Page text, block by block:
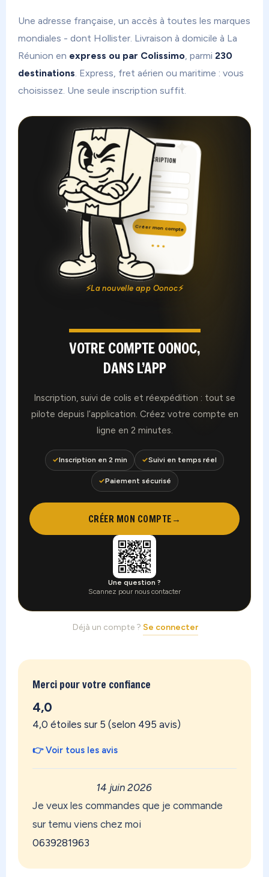
Une adresse française, un accès à toutes les marques
mondiales - dont Hollister. Livraison à domicile à La
Réunion en express ou par Colissimo, parmi 230
destinations. Express, fret aérien ou maritime : vous
choisissez. Une seule inscription suffit.
⚡La nouvelle app Oonoc⚡
VOTRE COMPTE OONOC,
DANS L’APP
Inscription, suivi de colis et réexpédition : tout se
pilote depuis l’application. Créez votre compte en
ligne en 2 minutes.
✓Inscription en 2 min ✓Suivi en temps réel
✓Paiement sécurisé
CRÉER MON COMPTE →
Une question ?
Scannez pour nous contacter
INSCRIPTION
Créer mon compte
Déjà un compte ? Se connecter
Merci pour votre confiance
4,0
4,0 étoiles sur 5 (selon 495 avis)
👉 Voir tous les avis
14 juin 2026
Je veux les commandes que je commande
sur temu viens chez moi
0639281963